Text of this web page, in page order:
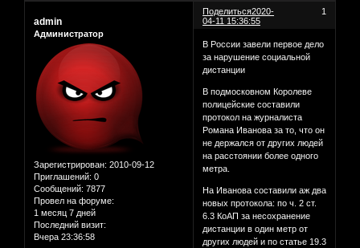
Поделиться 1
2020-
04-11 15:36:55
admin
Администратор
Зарегистрирован: 2010-09-12
Приглашений: 0
Сообщений: 7877
Провел на форуме:
1 месяц 7 дней
Последний визит:
Вчера 23:36:58
В России завели первое дело
за нарушение социальной
дистанции
В подмосковном Королеве
полицейские составили
протокол на журналиста
Романа Иванова за то, что он
не держался от других людей
на расстоянии более одного
метра.
На Иванова составили аж два
новых протокола: по ч. 2 ст.
6.3 КоАП за несохранение
дистанции в один метр от
других людей и по статье 19.3